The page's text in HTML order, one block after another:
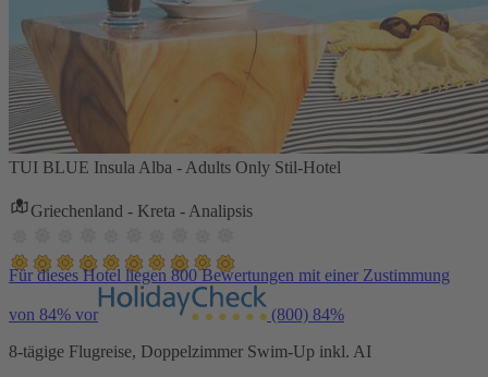
TUI BLUE Insula Alba - Adults Only Stil-Hotel
Griechenland - Kreta - Analipsis
Für dieses Hotel liegen 800 Bewertungen mit einer Zustimmung
von 84% vor (800) 84%
8-tägige Flugreise, Doppelzimmer Swim-Up inkl. AI